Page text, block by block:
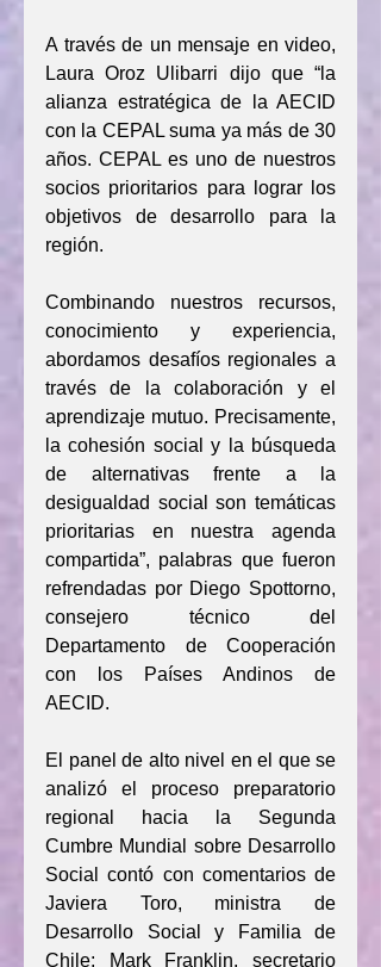
A través de un mensaje en video,
Laura Oroz Ulibarri dijo que “la
alianza estratégica de la AECID
con la CEPAL suma ya más de 30
años. CEPAL es uno de nuestros
socios prioritarios para lograr los
objetivos de desarrollo para la
región.
Combinando nuestros recursos,
conocimiento y experiencia,
abordamos desafíos regionales a
través de la colaboración y el
aprendizaje mutuo. Precisamente,
la cohesión social y la búsqueda
de alternativas frente a la
desigualdad social son temáticas
prioritarias en nuestra agenda
compartida”, palabras que fueron
refrendadas por Diego Spottorno,
consejero técnico del
Departamento de Cooperación
con los Países Andinos de
AECID.
El panel de alto nivel en el que se
analizó el proceso preparatorio
regional hacia la Segunda
Cumbre Mundial sobre Desarrollo
Social contó con comentarios de
Javiera Toro, ministra de
Desarrollo Social y Familia de
Chile; Mark Franklin, secretario